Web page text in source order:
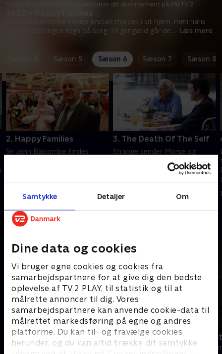
Samtykke Detaljer Om
Dine data og cookies
Vi bruger egne cookies og cookies fra
samarbejdspartnere for at give dig den bedste
oplevelse af TV 2 PLAY, til statistik og til at
målrette annoncer til dig. Vores
samarbejdspartnere kan anvende cookie-data til
målrettet markedsføring på egne og andres
platforme. Du kan til- og fravælge cookies
herunder, og du kan altid trække dit samtykke
S6:E2 • Happy Families
Sir John Balcombe findes brutalt myrdet i sit hjem, men hans
familie viser ingen tegn på sorg. Til gengæld går de... Læs mere
*Kræver pakken Basis. Administrer dit abonnement på Mit TV 2.
Sæson 5 Sæson 6 Sæson 7 Sæson 8
2. Happy Families
Sir John Balcombe findes
5. juni 2026 • 102 min
3. The Death Of The Self
Strange sender Morse og
Lewis til Italien for at
undersøge mordet på en
hendes død en ulykke.
12. juni 2026 • 102 min
Andre så også
En sag for Frost
Krimi & Spænding • 9 sæsoner
Fornyet
Krimi &